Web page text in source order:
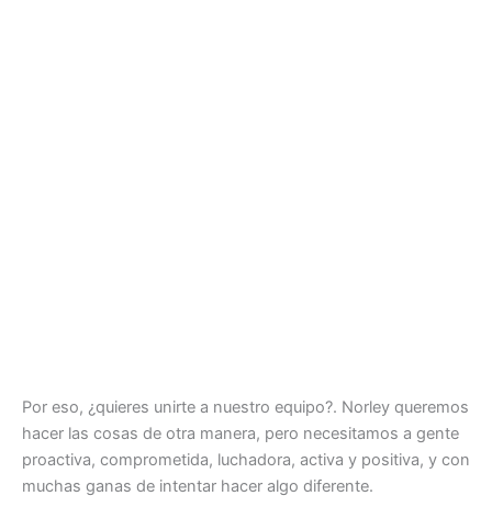
Por eso, ¿quieres unirte a nuestro equipo?. Norley queremos
hacer las cosas de otra manera, pero necesitamos a gente
proactiva, comprometida, luchadora, activa y positiva, y con
muchas ganas de intentar hacer algo diferente.